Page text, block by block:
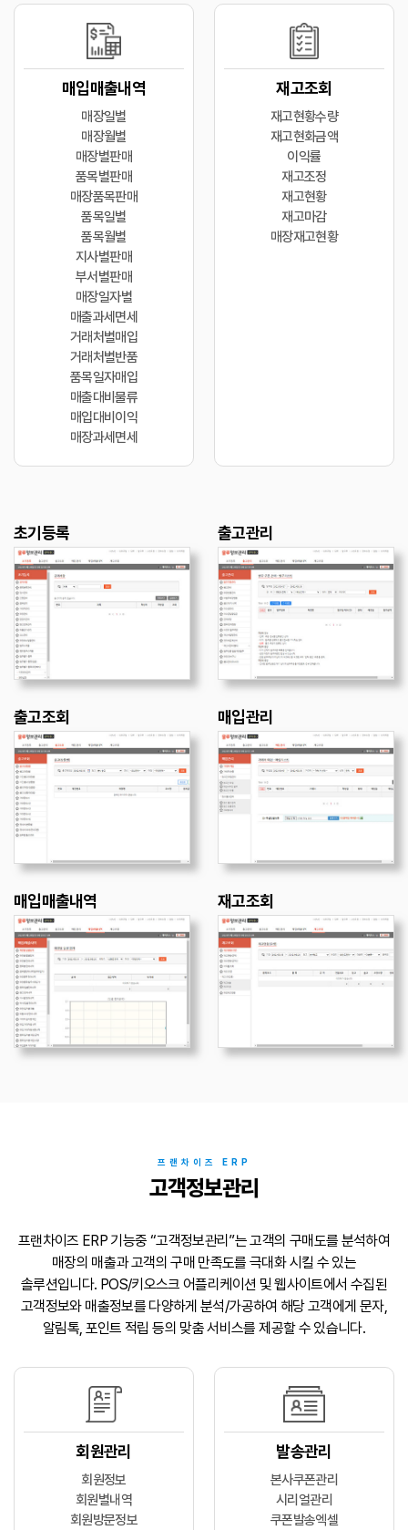
매입매출내역
매장일별
매장월별
매장별판매
품목별판매
매장품목판매
품목일별
품목월별
지사별판매
부서별판매
매장일자별
매출과세면세
거래처별매입
거래처별반품
품목일자매입
매출대비물류
매입대비이익
매장과세면세
재고조회
재고현황수량
재고현화금액
이익률
재고조정
재고현황
재고마감
매장재고현황
초기등록 출고관리
출고조회 매입관리
매입매출내역 재고조회
프랜차이즈 ERP
고객정보관리
프랜차이즈 ERP 기능중 “고객정보관리”는 고객의 구매도를 분석하여
매장의 매출과 고객의 구매 만족도를 극대화 시킬 수 있는
솔루션입니다. POS/키오스크 어플리케이션 및 웹사이트에서 수집된
고객정보와 매출정보를 다양하게 분석/가공하여 해당 고객에게 문자,
알림톡, 포인트 적립 등의 맞춤 서비스를 제공할 수 있습니다.
회원관리
회원정보
회원별내역
회원방문정보
발송관리
본사쿠폰관리
시리얼관리
쿠폰발송엑셀